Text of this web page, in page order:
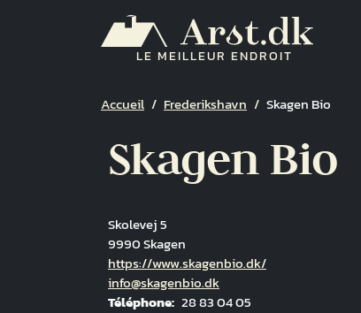
LE MEILLEUR ENDROIT
Fil d'Ariane
Accueil Frederikshavn Skagen Bio
Skagen Bio
Skolevej 5
9990 Skagen
Hjemmeside
https://www.skagenbio.dk/
Courriel
info@skagenbio.dk
Téléphone 28 83 04 05